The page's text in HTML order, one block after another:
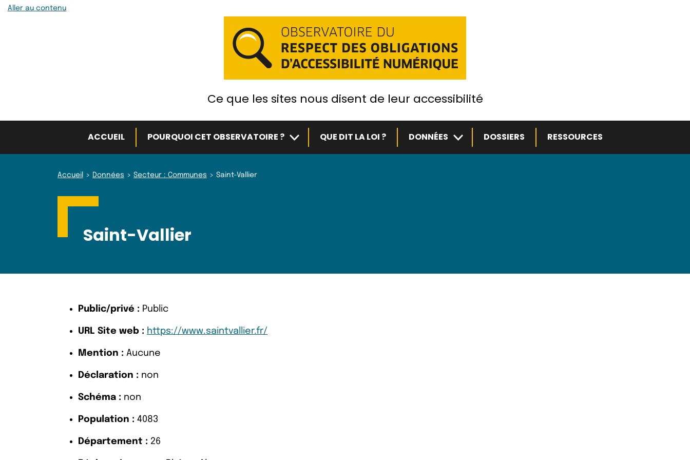
Aller au contenu
Ce que les sites nous disent de leur accessibilité
ACCUEIL POURQUOI CET OBSERVATOIRE ? Sous-menuQUE DIT LA LOI ? DONNÉES Sous-menuDOSSIERS RESSOURCES
Accueil Données Secteur : Communes Saint-Vallier
Saint-Vallier
Public/privé : Public
URL Site web : https://www.saintvallier.fr/
Mention : Aucune
Déclaration : non
Schéma : non
Population : 4083
Département : 26